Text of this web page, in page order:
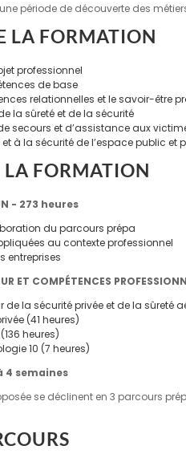
période de découverte des
LA FORMATION
professionnel
de base
relationnelles et le savoir-être
la sûreté et de la sécurité
secours et d’assistance aux
à la sécurité de l’espace public et
FORMATION
- 273 heures
du parcours prépa
au contexte professionnel
entreprises
ET COMPÉTENCES
de la sécurité privée et de la sûreté
(41 heures)
heures)
10 (7 heures)
à 4 semaines
se déclinent en 3 parcours